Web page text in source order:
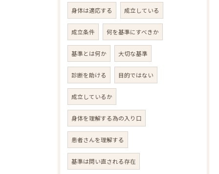
身体は適応する 成立している
成立条件 何を基準にすべきか
基準とは何か 大切な基準
診断を助ける 目的ではない
成立しているか
身体を理解する為の入り口
患者さんを理解する
基準は問い直される存在